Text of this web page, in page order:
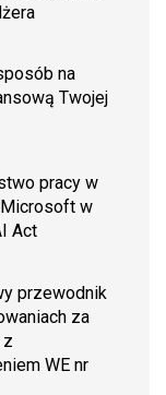
na
Twojej
pracy w
w
Act
przewodnik
za
WE nr